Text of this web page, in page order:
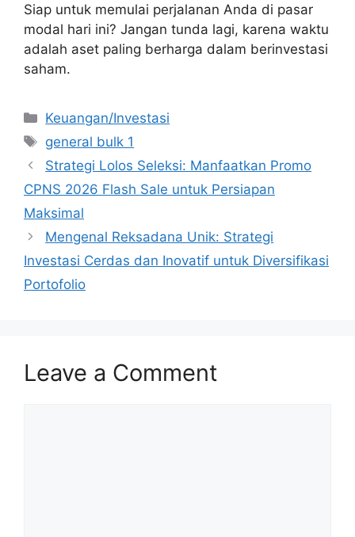
Siap untuk memulai perjalanan Anda di pasar
modal hari ini? Jangan tunda lagi, karena waktu
adalah aset paling berharga dalam berinvestasi
saham.
Categories
Keuangan/Investasi
Tags
general bulk 1
Strategi Lolos Seleksi: Manfaatkan Promo
CPNS 2026 Flash Sale untuk Persiapan
Maksimal
Mengenal Reksadana Unik: Strategi
Investasi Cerdas dan Inovatif untuk Diversifikasi
Portofolio
Leave a Comment